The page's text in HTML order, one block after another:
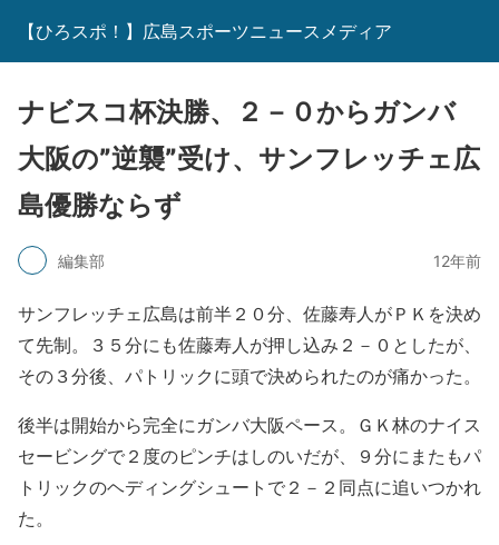
【ひろスポ！】広島スポーツニュースメディア
ナビスコ杯決勝、２－０からガンバ
大阪の”逆襲”受け、サンフレッチェ広
島優勝ならず
編集部 12年前
サンフレッチェ広島は前半２０分、佐藤寿人がＰＫを決め
て先制。３５分にも佐藤寿人が押し込み２－０としたが、
その３分後、パトリックに頭で決められたのが痛かった。
後半は開始から完全にガンバ大阪ペース。ＧＫ林のナイス
セービングで２度のピンチはしのいだが、９分にまたもパ
トリックのヘディングシュートで２－２同点に追いつかれ
た。